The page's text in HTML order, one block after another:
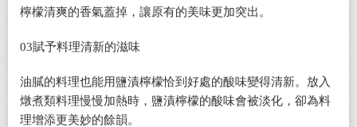
檸檬清爽的香氣蓋掉，讓原有的美味更加突出。
03賦予料理清新的滋味
油膩的料理也能用鹽漬檸檬恰到好處的酸味變得清新。放入
燉煮類料理慢慢加熱時，鹽漬檸檬的酸味會被淡化，卻為料
理增添更美妙的餘韻。